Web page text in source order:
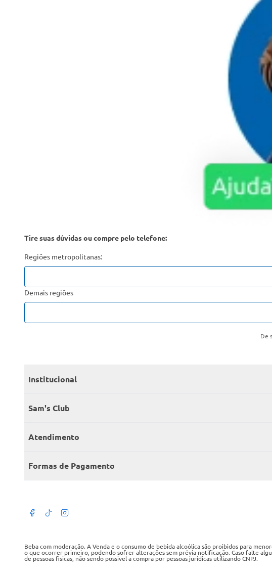
Tire suas dúvidas ou compre pelo telefone:
Regiões metropolitanas:
Demais regiões
De
Institucional
Quem somos
Encontre um Clube
Sam's Club
Seja sócio
Member’s Mark
Atendimento
Fale conosco
Atendimento em libras
Termos de Uso
Política de privacidade
Formas de Pagamento
Beba com moderação. A Venda e o consumo de bebida alcoólica são proibidos para
o que ocorrer primeiro, podendo sofrer alterações sem prévia notificação. Caso falte
de pessoas fisicas, não sendo possivel a compra por pessoas juridicas utilizando CNPJ.